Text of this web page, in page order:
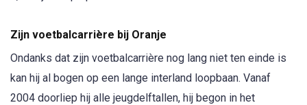
Zijn voetbalcarrière bij Oranje
Ondanks dat zijn voetbalcarrière nog lang niet ten einde is
kan hij al bogen op een lange interland loopbaan. Vanaf
2004 doorliep hij alle jeugdelftallen, hij begon in het